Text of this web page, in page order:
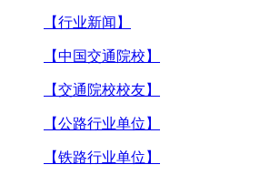
【行业新闻】
【中国交通院校】
【交通院校校友】
【公路行业单位】
【铁路行业单位】